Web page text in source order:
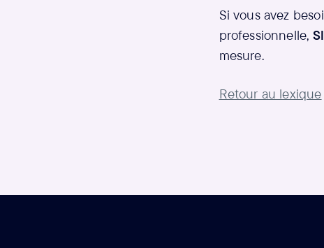
Si vous avez
professionnelle,
mesure.
Retour au lexique